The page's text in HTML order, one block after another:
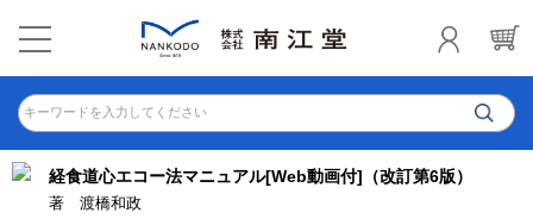
キーワードを入力してください
経食道心エコー法マニュアル[Web動画付]（改訂第6版）
著 渡橋和政